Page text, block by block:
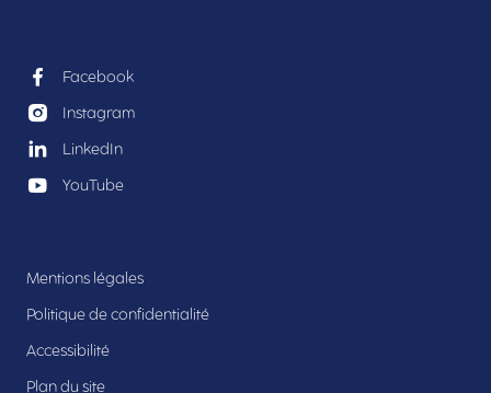
Facebook
Instagram
LinkedIn
YouTube
Mentions légales
Politique de confidentialité
Accessibilité
Plan du site